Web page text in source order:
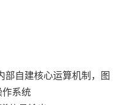
部自建核心运算机制，图
系统